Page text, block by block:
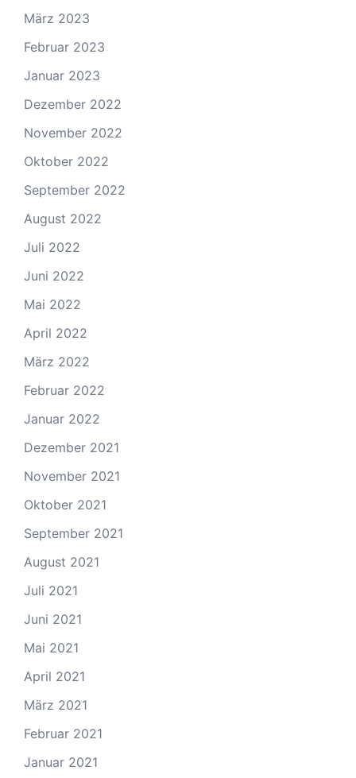
März 2023
Februar 2023
Januar 2023
Dezember 2022
November 2022
Oktober 2022
September 2022
August 2022
Juli 2022
Juni 2022
Mai 2022
April 2022
März 2022
Februar 2022
Januar 2022
Dezember 2021
November 2021
Oktober 2021
September 2021
August 2021
Juli 2021
Juni 2021
Mai 2021
April 2021
März 2021
Februar 2021
Januar 2021